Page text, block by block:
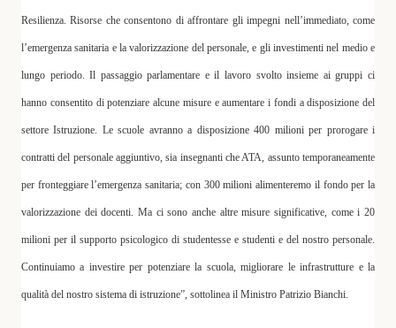
Resilienza. Risorse che consentono di affrontare gli impegni nell’immediato, come
l’emergenza sanitaria e la valorizzazione del personale, e gli investimenti nel medio e
lungo periodo. Il passaggio parlamentare e il lavoro svolto insieme ai gruppi ci
hanno consentito di potenziare alcune misure e aumentare i fondi a disposizione del
settore Istruzione. Le scuole avranno a disposizione 400 milioni per prorogare i
contratti del personale aggiuntivo, sia insegnanti che ATA, assunto temporaneamente
per fronteggiare l’emergenza sanitaria; con 300 milioni alimenteremo il fondo per la
valorizzazione dei docenti. Ma ci sono anche altre misure significative, come i 20
milioni per il supporto psicologico di studentesse e studenti e del nostro personale.
Continuiamo a investire per potenziare la scuola, migliorare le infrastrutture e la
qualità del nostro sistema di istruzione”, sottolinea il Ministro Patrizio Bianchi.